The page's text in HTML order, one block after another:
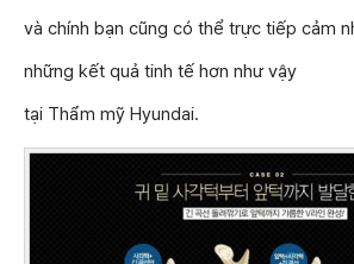
và chính bạn cũng có thể trực tiếp cảm
những kết quả tinh tế hơn như vậy
tại Thẩm mỹ Hyundai.